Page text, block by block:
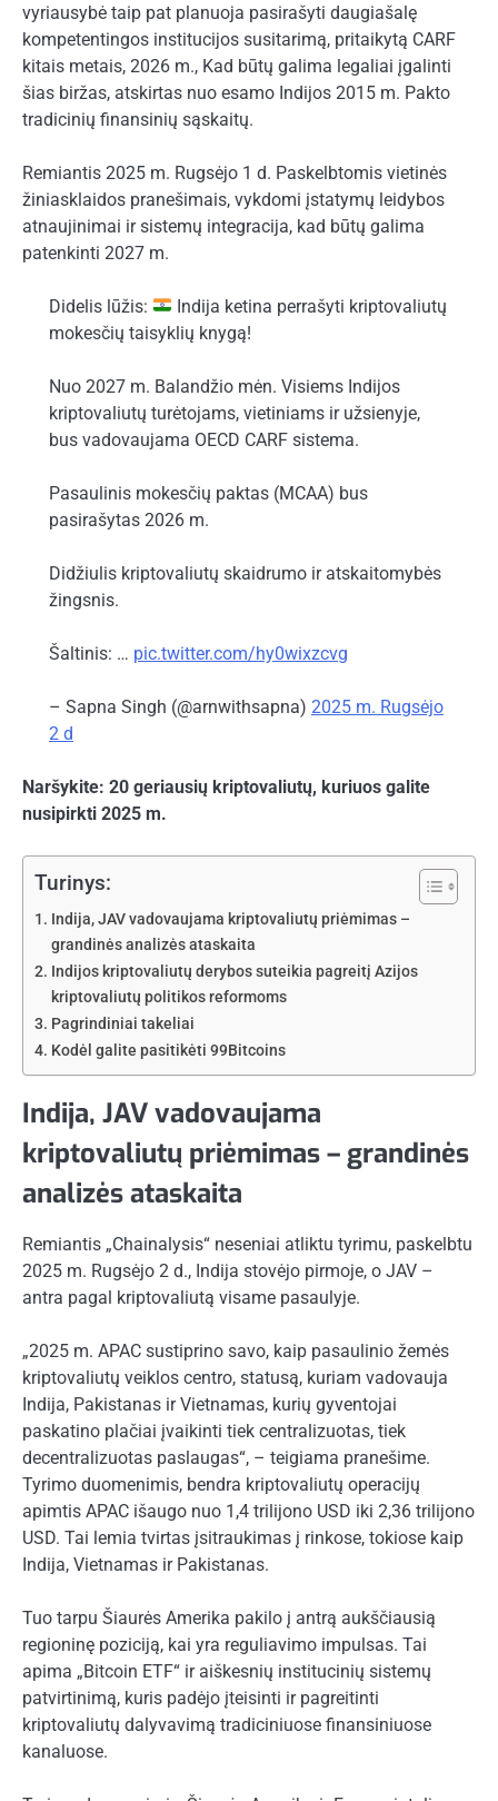
vyriausybė taip pat planuoja pasirašyti daugiašalę
kompetentingos institucijos susitarimą, pritaikytą CARF
kitais metais, 2026 m., Kad būtų galima legaliai įgalinti
šias biržas, atskirtas nuo esamo Indijos 2015 m. Pakto
tradicinių finansinių sąskaitų.
Remiantis 2025 m. Rugsėjo 1 d. Paskelbtomis vietinės
žiniasklaidos pranešimais, vykdomi įstatymų leidybos
atnaujinimai ir sistemų integracija, kad būtų galima
patenkinti 2027 m.
Didelis lūžis:
Indija ketina perrašyti kriptovaliutų
mokesčių taisyklių knygą!
Nuo 2027 m. Balandžio mėn. Visiems Indijos
kriptovaliutų turėtojams, vietiniams ir užsienyje,
bus vadovaujama OECD CARF sistema.
Pasaulinis mokesčių paktas (MCAA) bus
pasirašytas 2026 m.
Didžiulis kriptovaliutų skaidrumo ir atskaitomybės
žingsnis.
Šaltinis: … pic.twitter.com/hy0wixzcvg
– Sapna Singh (@arnwithsapna) 2025 m. Rugsėjo
2 d
Naršykite: 20 geriausių kriptovaliutų, kuriuos galite
nusipirkti 2025 m.
Turinys:
Indija, JAV vadovaujama kriptovaliutų priėmimas –
grandinės analizės ataskaita
Indijos kriptovaliutų derybos suteikia pagreitį Azijos
kriptovaliutų politikos reformoms
Pagrindiniai takeliai
Kodėl galite pasitikėti 99Bitcoins
Indija, JAV vadovaujama
kriptovaliutų priėmimas – grandinės
analizės ataskaita
Remiantis „Chainalysis“ neseniai atliktu tyrimu, paskelbtu
2025 m. Rugsėjo 2 d., Indija stovėjo pirmoje, o JAV –
antra pagal kriptovaliutą visame pasaulyje.
„2025 m. APAC sustiprino savo, kaip pasaulinio žemės
kriptovaliutų veiklos centro, statusą, kuriam vadovauja
Indija, Pakistanas ir Vietnamas, kurių gyventojai
paskatino plačiai įvaikinti tiek centralizuotas, tiek
decentralizuotas paslaugas“, – teigiama pranešime.
Tyrimo duomenimis, bendra kriptovaliutų operacijų
apimtis APAC išaugo nuo 1,4 trilijono USD iki 2,36 trilijono
USD. Tai lemia tvirtas įsitraukimas į rinkose, tokiose kaip
Indija, Vietnamas ir Pakistanas.
Tuo tarpu Šiaurės Amerika pakilo į antrą aukščiausią
regioninę poziciją, kai yra reguliavimo impulsas. Tai
apima „Bitcoin ETF“ ir aiškesnių institucinių sistemų
patvirtinimą, kuris padėjo įteisinti ir pagreitinti
kriptovaliutų dalyvavimą tradiciniuose finansiniuose
kanaluose.